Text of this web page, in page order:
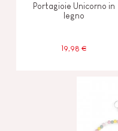
Portagioie Unicorno in
legno
19,98 €